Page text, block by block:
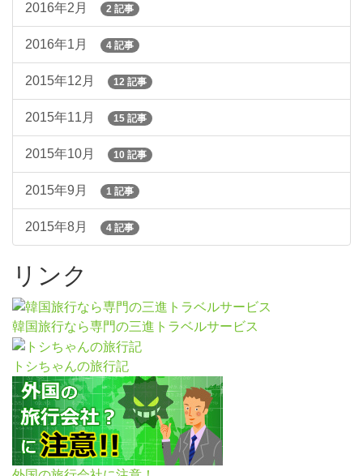
2016年2月 2 記事
2016年1月 4 記事
2015年12月 12 記事
2015年11月 15 記事
2015年10月 10 記事
2015年9月 1 記事
2015年8月 4 記事
リンク
韓国旅行なら専門の三進トラベルサービス
トシちゃんの旅行記